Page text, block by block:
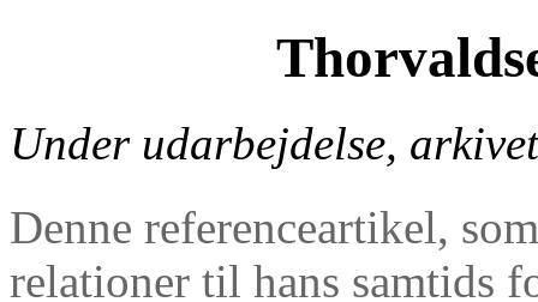
Under udarbejdelse,
Denne referenceartikel,
relationer til hans samtids